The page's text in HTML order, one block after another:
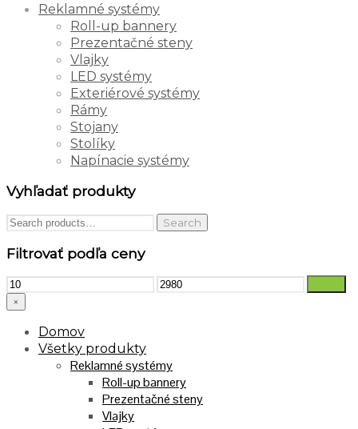
Reklamné systémy
Roll-up bannery
Prezentačné steny
Vlajky
LED systémy
Exteriérové systémy
Rámy
Stojany
Stolíky
Napínacie systémy
Vyhľadať produkty
Search
for:
Search
Filtrovať podľa ceny
Min
price
Max
price
×
Domov
Všetky produkty
Reklamné systémy
Roll-up bannery
Prezentačné steny
Vlajky